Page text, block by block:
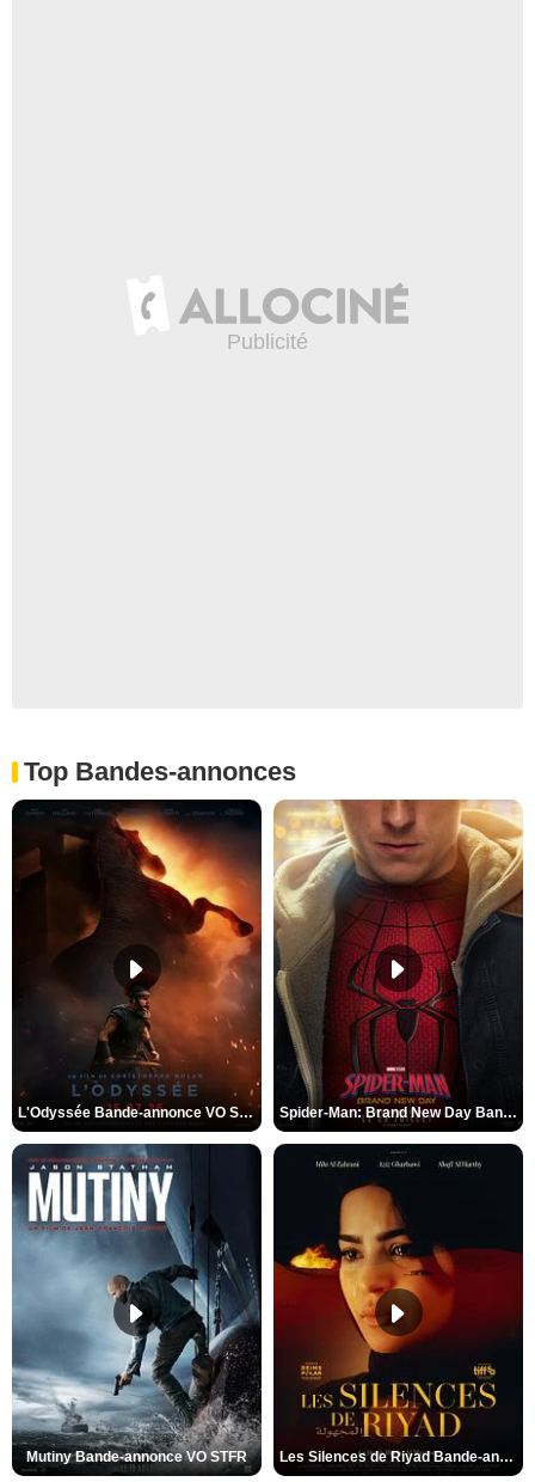
Top Bandes-annonces
L'Odyssée Bande-annonce VO STFR Spider-Man: Brand New Day Bande-annonce VO STFR
Mutiny Bande-annonce VO STFR Les Silences de Riyad Bande-annonce VO STFR